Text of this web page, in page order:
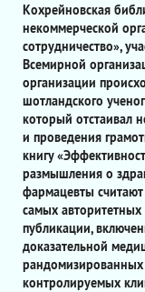
Кохрейновская
некоммерческой
сотрудничество»,
Всемирной
организации
шотландского
который отстаивал
и проведения
книгу
размышления о
фармацевты
самых
публикации,
доказательной
контролируемых